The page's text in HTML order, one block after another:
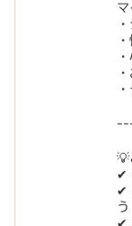
マ
💡
✔︎
✔︎
う
✔︎